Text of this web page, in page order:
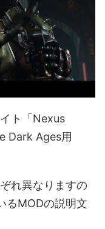
ト「Nexus
Dark Ages用
れ異なりますの
るMODの説明文